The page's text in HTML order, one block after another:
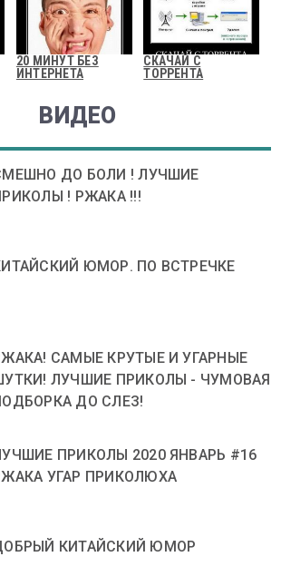
20 МИНУТ БЕЗ
ИНТЕРНЕТА
СКАЧАЙ С
ТОРРЕНТА
ВИДЕО
ДО БОЛИ ! ЛУЧШИЕ
! РЖАКА !!!
ЮМОР. ПО ВСТРЕЧКЕ
САМЫЕ КРУТЫЕ И УГАРНЫЕ
ЛУЧШИЕ ПРИКОЛЫ - ЧУМОВАЯ
ДО СЛЕЗ!
ПРИКОЛЫ 2020 ЯНВАРЬ #16
УГАР ПРИКОЛЮХА
КИТАЙСКИЙ ЮМОР